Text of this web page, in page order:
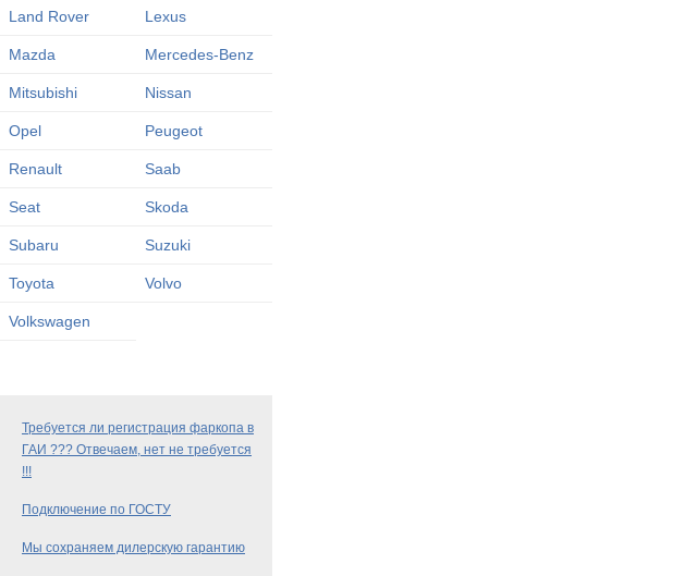
Land Rover Lexus
Mazda Mercedes-Benz
Mitsubishi Nissan
Opel Peugeot
Renault Saab
Seat Skoda
Subaru Suzuki
Toyota Volvo
Volkswagen
Требуется ли регистрация фаркопа в
ГАИ ??? Отвечаем, нет не требуется
!!!
Подключение по ГОСТУ
Мы сохраняем дилерскую гарантию